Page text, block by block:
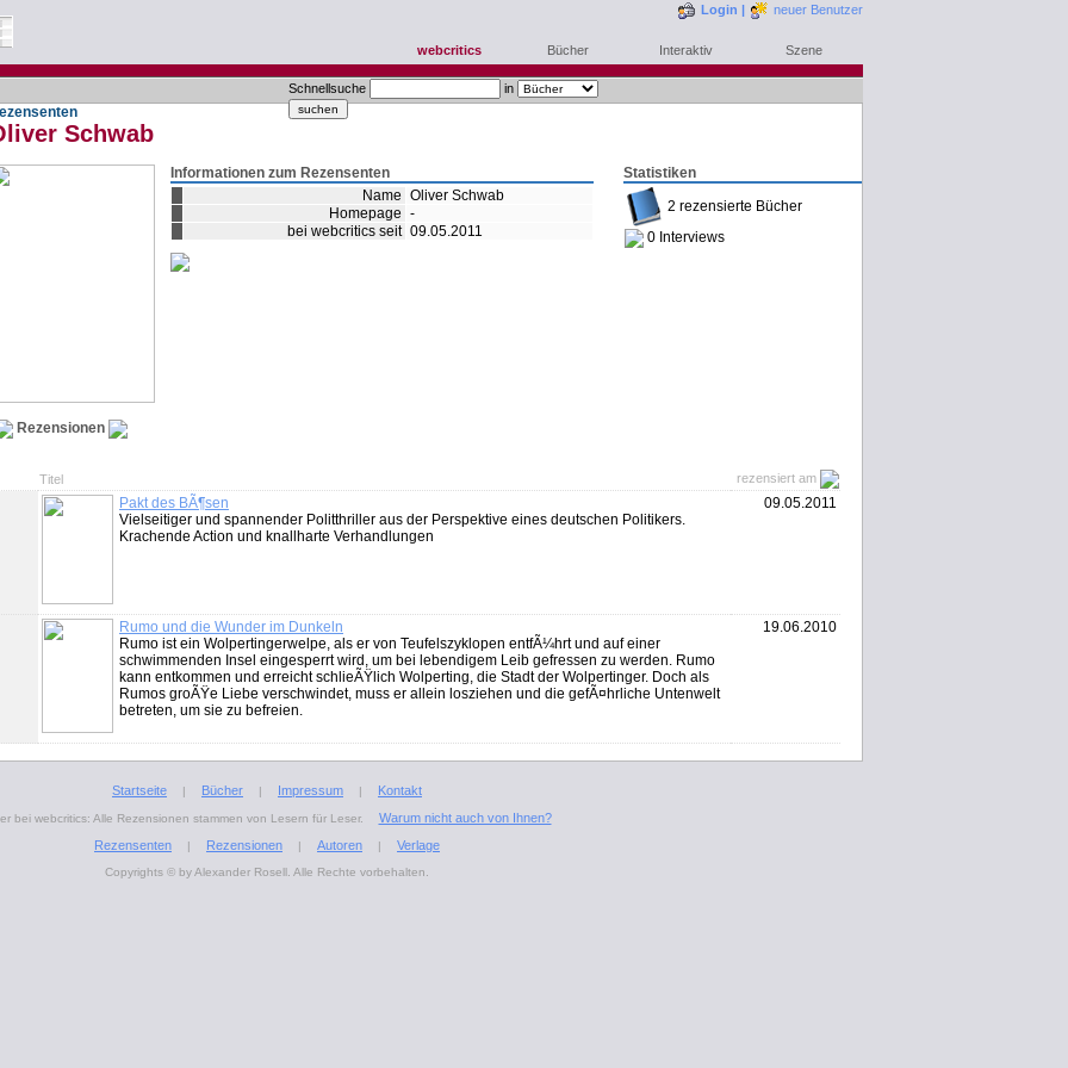
Login | neuer Benutzer
webcritics Bücher Interaktiv Szene
Schnellsuche in
Schwab
Statistiken
2 rezensierte Bücher
0 Interviews
Informationen zum Rezensenten
Name Oliver Schwab
Homepage -
bei webcritics seit 09.05.2011
Rezensionen
Titel
rezensiert am
Pakt des BÃ¶sen
Vielseitiger und spannender Politthriller aus der Perspektive eines deutschen Politikers.
Krachende Action und knallharte Verhandlungen
09.05.2011
Rumo und die Wunder im Dunkeln
Rumo ist ein Wolpertingerwelpe, als er von Teufelszyklopen entfÃ¼hrt und auf einer
schwimmenden Insel eingesperrt wird, um bei lebendigem Leib gefressen zu werden. Rumo
kann entkommen und erreicht schlieÃŸlich Wolperting, die Stadt der Wolpertinger. Doch als
Rumos groÃŸe Liebe verschwindet, muss er allein losziehen und die gefÃ¤hrliche Untenwelt
betreten, um sie zu befreien.
19.06.2010
Startseite | Bücher | Impressum | Kontakt
bei webcritics: Alle Rezensionen stammen von Lesern für Leser.
Warum nicht auch von Ihnen?
Rezensenten
| Rezensionen | Autoren | Verlage
Copyrights © by Alexander Rosell. Alle Rechte vorbehalten.